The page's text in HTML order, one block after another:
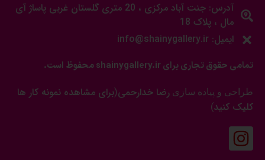
آدرس: جنت آباد مرکزی ، 20 متری گلستان غربی پاساژ آی
مال ، پلاک 18
ایمیل: info@shainygallery.ir
تمامی حقوق تجاری برای shainygallery.ir محفوظ است.
طراحی و پیاده سازی رضا خدارحمی(برای مشاهده نمونه کار ها
کلیک کنید)